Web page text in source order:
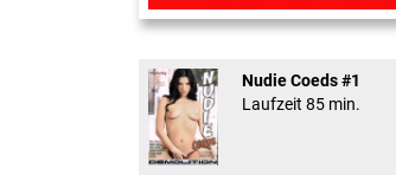
Rectal Exam
Nudie Coeds #1
Laufzeit 85 min.